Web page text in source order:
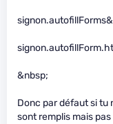
&nbsp;
Donc par défaut si tu
sont remplis mais